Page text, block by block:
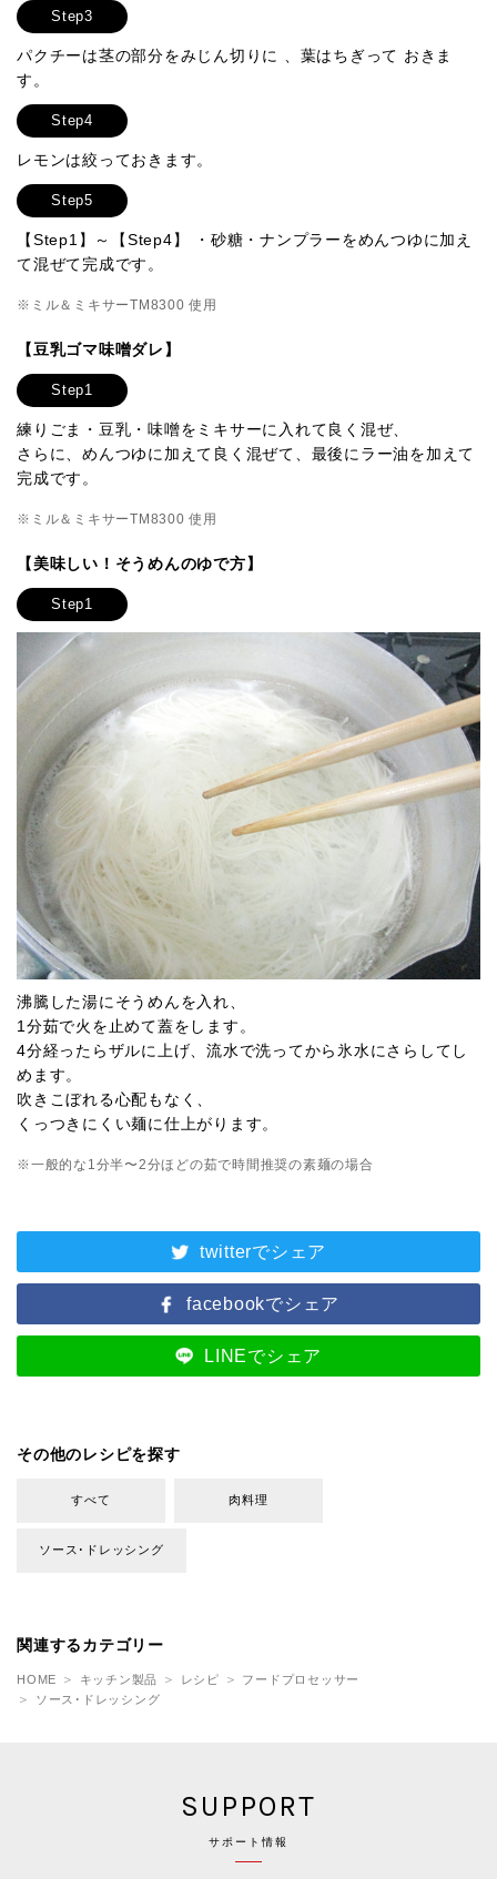
Step3
パクチーは茎の部分をみじん切りに 、葉はちぎって おきま
す。
Step4
レモンは絞っておきます。
Step5
【Step1】～【Step4】 ・砂糖・ナンプラーをめんつゆに加え
て混ぜて完成です。
※ミル＆ミキサーTM8300 使用
【豆乳ゴマ味噌ダレ】
Step1
練りごま・豆乳・味噌をミキサーに入れて良く混ぜ、
さらに、めんつゆに加えて良く混ぜて、最後にラー油を加えて
完成です。
※ミル＆ミキサーTM8300 使用
【美味しい！そうめんのゆで方】
Step1
沸騰した湯にそうめんを入れ、
1分茹で火を止めて蓋をします。
4分経ったらザルに上げ、流水で洗ってから氷水にさらしてし
めます。
吹きこぼれる心配もなく、
くっつきにくい麺に仕上がります。
※一般的な1分半〜2分ほどの茹で時間推奨の素麺の場合
twitterでシェア
facebookでシェア
LINEでシェア
その他のレシピを探す
すべて 肉料理
ソース･ドレッシング
関連するカテゴリー
HOME キッチン製品 レシピ
フードプロセッサー
ソース･ドレッシング
SUPPORT
サポート情報